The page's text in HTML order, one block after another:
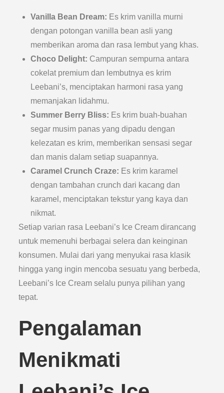
Vanilla Bean Dream: Es krim vanilla murni
dengan potongan vanilla bean asli yang
memberikan aroma dan rasa lembut yang khas.
Choco Delight: Campuran sempurna antara
cokelat premium dan lembutnya es krim
Leebani’s, menciptakan harmoni rasa yang
memanjakan lidahmu.
Summer Berry Bliss: Es krim buah-buahan
segar musim panas yang dipadu dengan
kelezatan es krim, memberikan sensasi segar
dan manis dalam setiap suapannya.
Caramel Crunch Craze: Es krim karamel
dengan tambahan crunch dari kacang dan
karamel, menciptakan tekstur yang kaya dan
nikmat.
Setiap varian rasa Leebani’s Ice Cream dirancang
untuk memenuhi berbagai selera dan keinginan
konsumen. Mulai dari yang menyukai rasa klasik
hingga yang ingin mencoba sesuatu yang berbeda,
Leebani’s Ice Cream selalu punya pilihan yang
tepat.
Pengalaman
Menikmati